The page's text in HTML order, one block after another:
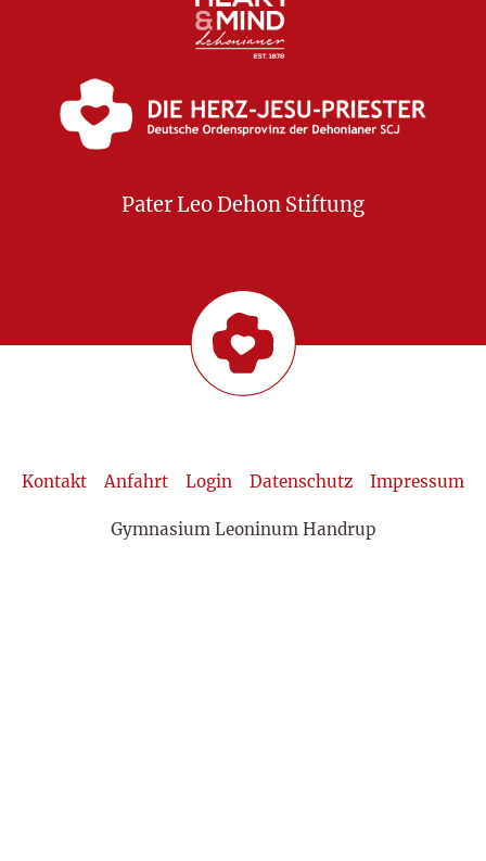
Pater Leo Dehon Stiftung
Kontakt Anfahrt Login Datenschutz Impressum
Gymnasium Leoninum Handrup